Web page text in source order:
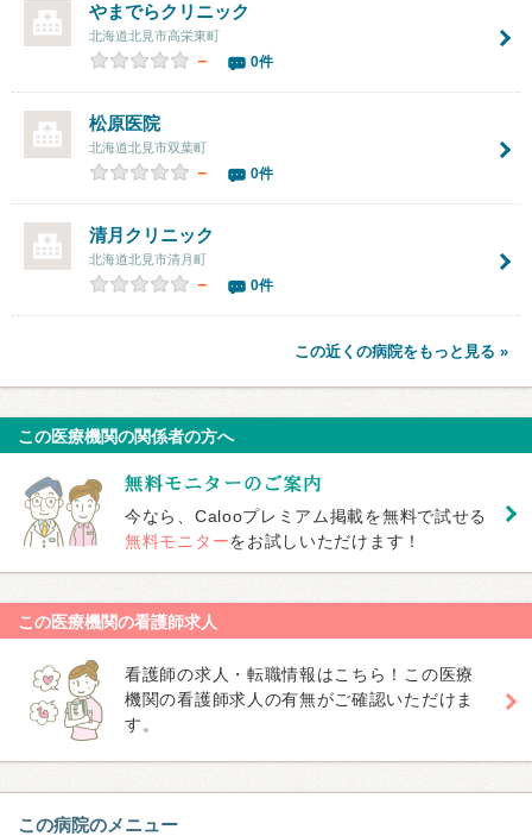
やまでらクリニック
北海道北見市高栄東町
－ 0件
松原医院
北海道北見市双葉町
－ 0件
清月クリニック
北海道北見市清月町
－ 0件
この近くの病院をもっと見る »
この医療機関の関係者の方へ
今なら、Calooプレミアム掲載を無料で試せる
無料モニターをお試しいただけます！
この医療機関の看護師求人
看護師の求人・転職情報はこちら！この医療
機関の看護師求人の有無がご確認いただけま
す。
この病院のメニュー